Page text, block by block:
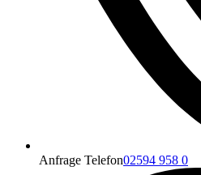
Anfrage Telefon02594 958 0